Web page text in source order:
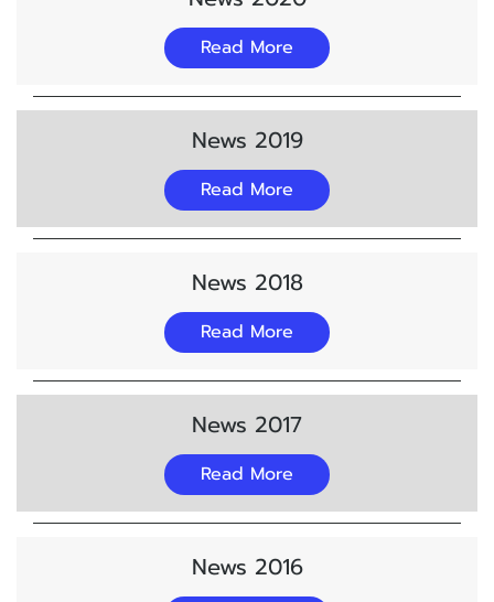
Read More
News 2019
Read More
News 2018
Read More
News 2017
Read More
News 2016